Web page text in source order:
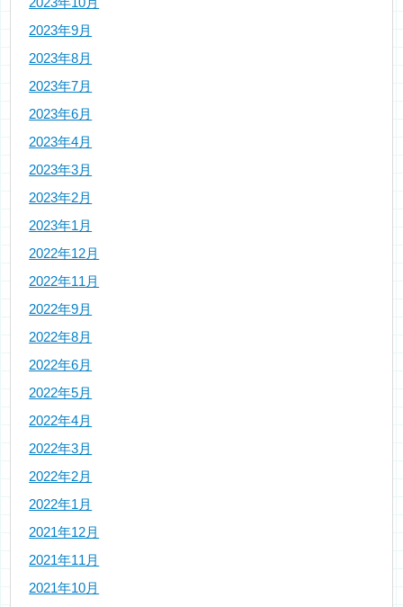
2023年9月
2023年8月
2023年7月
2023年6月
2023年4月
2023年3月
2023年2月
2023年1月
2022年12月
2022年11月
2022年9月
2022年8月
2022年6月
2022年5月
2022年4月
2022年3月
2022年2月
2022年1月
2021年12月
2021年11月
2021年10月